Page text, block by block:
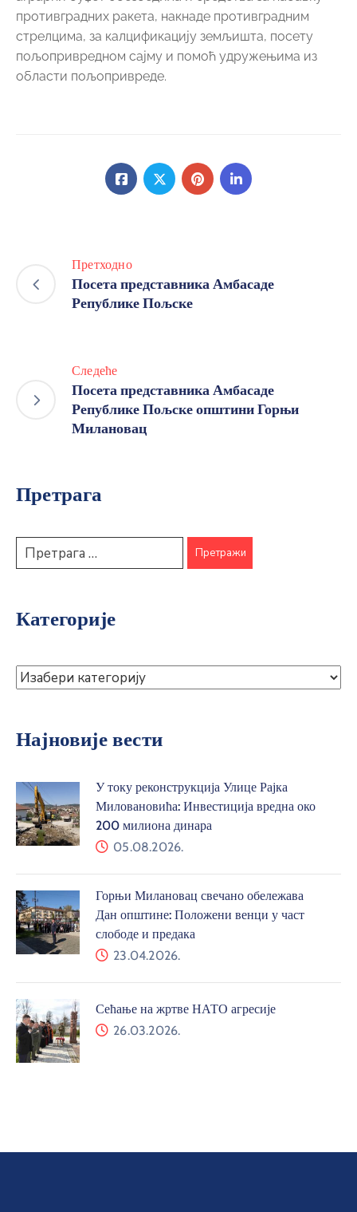
противградних ракета, накнаде противградним
стрелцима, за калцификацију земљишта, посету
пољопривредном сајму и помоћ удружењима из
области пољопривреде.
Претходно
Посета представника Амбасаде
Републике Пољске
Следеће
Посета представника Амбасаде
Републике Пољске општини Горњи
Милановац
Претрага
Категорије
Најновије вести
У току реконструкција Улице Рајка
Миловановића: Инвестиција вредна око
200 милиона динара
05.08.2026.
Горњи Милановац свечано обележава
Дан општине: Положени венци у част
слободе и предака
23.04.2026.
Сећање на жртве НАТО агресије
26.03.2026.